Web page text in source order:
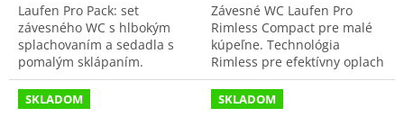
Laufen Pro Pack: set
závesného WC s hlbokým
splachovaním a sedadla s
pomalým sklápaním.
Kvalitný dizajn a vysoká
hygiena pre modernú
kúpeľňu.
Závesné WC Laufen Pro
Rimless Compact pre malé
kúpeľne. Technológia
Rimless pre efektívny oplach
a hygienu. Rozmery: 49 x 36
cm. Elegantný dizajn a
vysoká kvalita.
SKLADOM SKLADOM